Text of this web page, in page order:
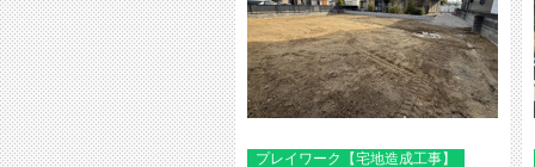
プレイワーク【宅地造成工事】